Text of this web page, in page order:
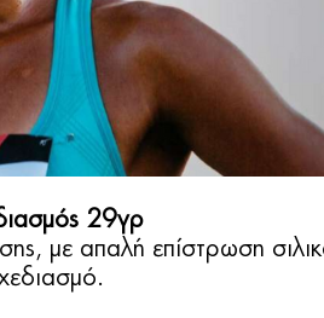
29γρ
με απαλή επίστρωση